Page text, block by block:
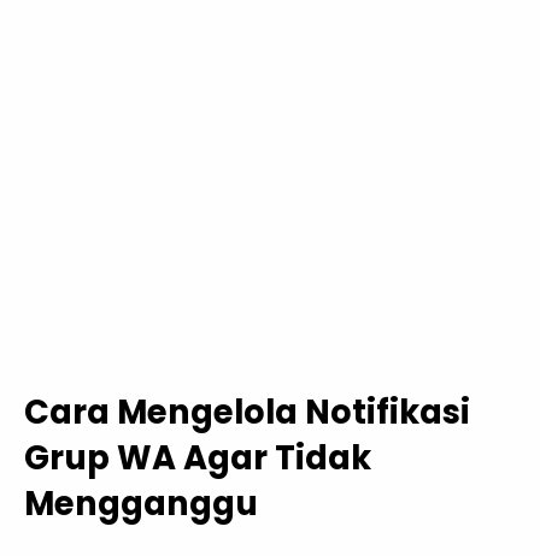
Cara Mengelola Notifikasi
Grup WA Agar Tidak
Mengganggu